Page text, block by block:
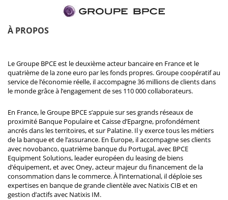
À PROPOS
Le Groupe BPCE est le deuxième acteur bancaire en France et le
quatrième de la zone euro par les fonds propres. Groupe coopératif au
service de l’économie réelle, il accompagne 36 millions de clients dans
le monde grâce à l’engagement de ses 110 000 collaborateurs.
En France, le Groupe BPCE s’appuie sur ses grands réseaux de
proximité Banque Populaire et Caisse d’Epargne, profondément
ancrés dans les territoires, et sur Palatine. Il y exerce tous les métiers
de la banque et de l’assurance. En Europe, il accompagne ses clients
avec novobanco, quatrième banque du Portugal, avec BPCE
Equipment Solutions, leader européen du leasing de biens
d’équipement, et avec Oney, acteur majeur du financement de la
consommation dans le commerce. À l’international, il déploie ses
expertises en banque de grande clientèle avec Natixis CIB et en
gestion d’actifs avec Natixis IM.